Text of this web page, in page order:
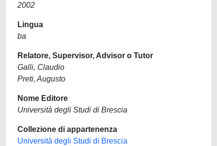
2002
Lingua
ba
Relatore, Supervisor, Advisor o Tutor
Galli, Claudio
Preti, Augusto
Nome Editore
Università degli Studi di Brescia
Collezione di appartenenza
Università degli Studi di Brescia